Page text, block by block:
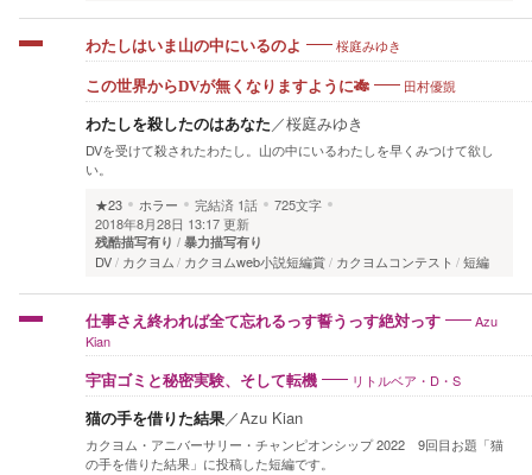
わたしはいま山の中にいるのよ 桜庭みゆき
この世界からDVが無くなりますように🎋 田村優覬
わたしを殺したのはあなた／桜庭みゆき
DVを受けて殺されたわたし。山の中にいるわたしを早くみつけて欲し
い。
★23
ホラー 完結済 1話
725文字
2018年8月28日 13:17 更新
残酷描写有り 暴力描写有り
DV カクヨム カクヨムweb小説短編賞 カクヨムコンテスト 短編
仕事さえ終われば全て忘れるっす誓うっす絶対っす
Azu
Kian
宇宙ゴミと秘密実験、そして転機 リトルベア・D・S
猫の手を借りた結果／Azu Kian
カクヨム・アニバーサリー・チャンピオンシップ 2022 9回目お題「猫
の手を借りた結果」に投稿した短編です。